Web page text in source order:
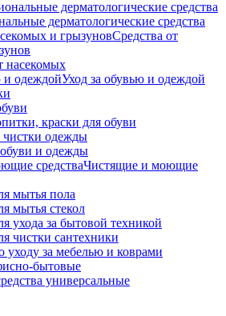
дерматологические средства
Средства от
насекомых
Уход за обувью и одеждой
краски для обуви
чистки одежды
и одежды
Чистящие и моющие
мытья пола
мытья стекол
ухода за бытовой техникой
чистки сантехники
уходу за мебелью и коврами
бытовые
универсальные